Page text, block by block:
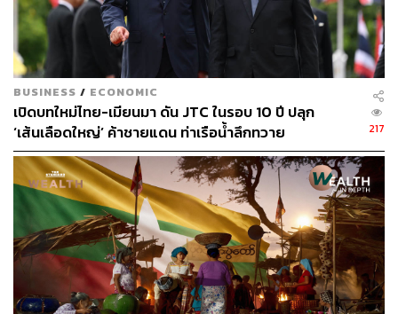
เมื่อเงินออกจาก Exchange แล้ว เครือข่ายจะใช้บริษัทนอมินี
ที่จดในไทย (หรือใช้บริษัทที่ก่อตั้งไว้แล้ว) เพื่อ
โอนเงินข้ามบัญชี
สร้างเอกสารธุรกิจปลอม เช่น invoice และยอดขาย
ทำให้เงินดูเหมือนรายได้ปกติ
Step 5: ซื้อคอนโด – ที่ดิน – อสังหาฯ
จุดหมายปลายทางคือ ‘สินทรัพย์ที่จับต้องได้’ เพราะ
ตรวจสอบยาก
ซื้อผ่านนอมินีได้
ราคาปล่อยขายต่อสามารถปรับได้ตามใจ
BUSINESS / ECONOMIC
เปิดบทใหม่ไทย-เมียนมา ดัน JTC ในรอบ 10 ปี ปลุก
‘เส้นเลือดใหญ่’ ค้าชายแดน ท่าเรือน้ำลึกทวาย
217